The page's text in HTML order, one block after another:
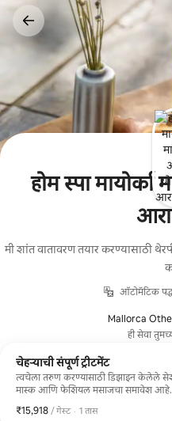
कंटेंटवर
होम स्पा
मी शांत वातावरण तयार करण्यासाठी
ऑटोमॅटिक
Mallorca
ही सेवा
चेहऱ्याची संपूर्ण ट्रीटमेंट
त्वचेला तरुण करण्यासाठी डिझाइन केलेले
मास्क आणि फेशियल मसाजचा समावेश आहे.
₹15,918 / गेस्ट
₹15,918 प्रति गेस्ट
, · 1 तास